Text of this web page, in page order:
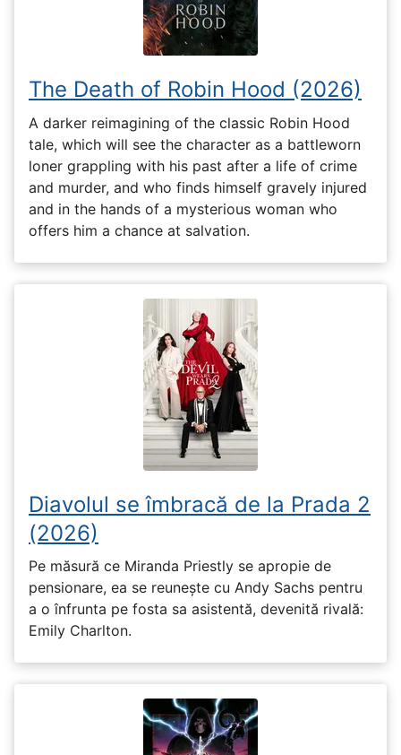
The Death of Robin Hood (2026)
A darker reimagining of the classic Robin Hood
tale, which will see the character as a battleworn
loner grappling with his past after a life of crime
and murder, and who finds himself gravely injured
and in the hands of a mysterious woman who
offers him a chance at salvation.
Diavolul se îmbracă de la Prada 2
(2026)
Pe măsură ce Miranda Priestly se apropie de
pensionare, ea se reunește cu Andy Sachs pentru
a o înfrunta pe fosta sa asistentă, devenită rivală:
Emily Charlton.